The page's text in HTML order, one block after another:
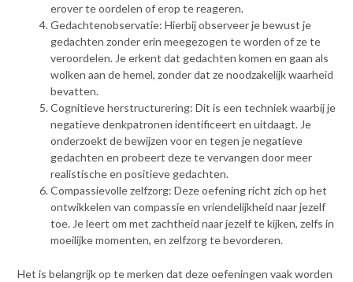
erover te oordelen of erop te reageren.
Gedachtenobservatie: Hierbij observeer je bewust je
gedachten zonder erin meegezogen te worden of ze te
veroordelen. Je erkent dat gedachten komen en gaan als
wolken aan de hemel, zonder dat ze noodzakelijk waarheid
bevatten.
Cognitieve herstructurering: Dit is een techniek waarbij je
negatieve denkpatronen identificeert en uitdaagt. Je
onderzoekt de bewijzen voor en tegen je negatieve
gedachten en probeert deze te vervangen door meer
realistische en positieve gedachten.
Compassievolle zelfzorg: Deze oefening richt zich op het
ontwikkelen van compassie en vriendelijkheid naar jezelf
toe. Je leert om met zachtheid naar jezelf te kijken, zelfs in
moeilijke momenten, en zelfzorg te bevorderen.
Het is belangrijk op te merken dat deze oefeningen vaak worden